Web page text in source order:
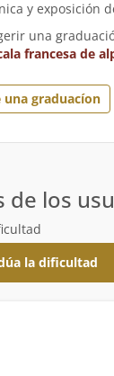
y exposición
una
francesa de
una graduacíon
de los
la dificultad